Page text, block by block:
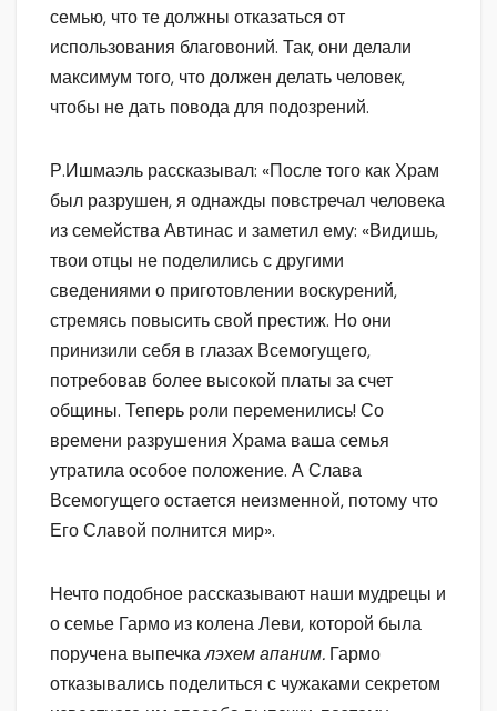
семью, что те должны отказаться от
использования благовоний. Так, они делали
максимум того, что должен делать человек,
чтобы не дать повода для подозрений.
Р.Ишмаэль рассказывал: «После того как Храм
был разрушен, я однажды повстречал человека
из семейства Автинас и заметил ему: «Видишь,
твои отцы не поделились с другими
сведениями о приготовлении воскурений,
стремясь повысить свой престиж. Но они
принизили себя в глазах Всемогущего,
потребовав более высокой платы за счет
общины. Теперь роли переменились! Со
времени разрушения Храма ваша семья
утратила особое положение. А Слава
Всемогущего остается неизменной, потому что
Его Славой полнится мир».
Нечто подобное рассказывают наши мудрецы и
о семье Гармо из колена Леви, которой была
поручена выпечкалэхем апаним. Гармо
отказывались поделиться с чужаками секретом